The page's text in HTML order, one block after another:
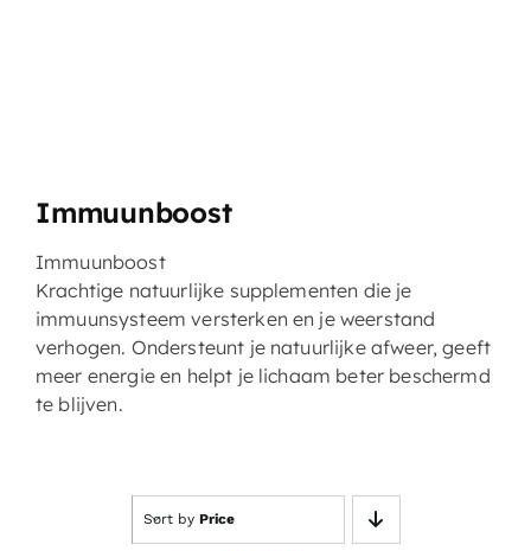
Immuunboost
Immuunboost
Krachtige natuurlijke supplementen die je
immuunsysteem versterken en je weerstand
verhogen. Ondersteunt je natuurlijke afweer, geeft
meer energie en helpt je lichaam beter beschermd
te blijven.
Sort by Price